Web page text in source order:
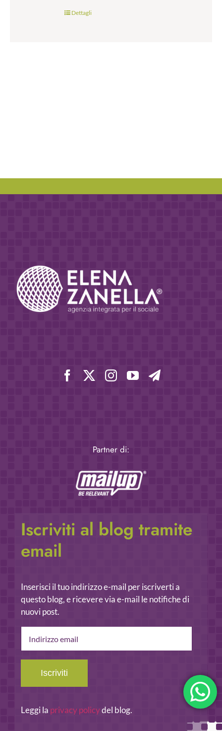
Dettagli
Partner di:
Iscriviti al blog tramite
email
Inserisci il tuo indirizzo e-mail per iscriverti a
questo blog, e ricevere via e-mail le notifiche di
nuovi post.
email
Iscriviti
Leggi la privacy policydel blog.